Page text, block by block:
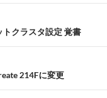
トクラスタ設定 覚書
214Fに変更